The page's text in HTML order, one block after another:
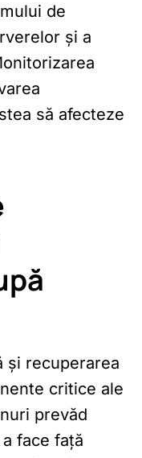
de
și a
să afecteze
și recuperarea
critice ale
prevăd
face față